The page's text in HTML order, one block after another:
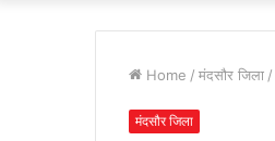
Home / मंदसौर जिला /
मंदसौर जिला